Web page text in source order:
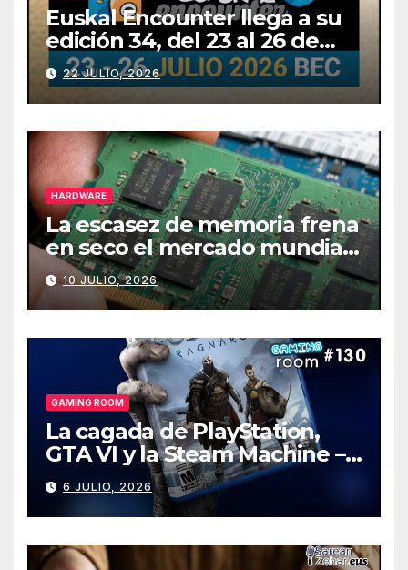
Euskal Encounter llega a su
edición 34, del 23 al 26 de
julio
22 JULIO, 2026
HARDWARE
La escasez de memoria frena
en seco el mercado mundial
de PCs
10 JULIO, 2026
GAMING ROOM
La cagada de PlayStation,
GTA VI y la Steam Machine –
Gaming Room #130
6 JULIO, 2026